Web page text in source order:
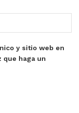
y sitio web en
que haga un